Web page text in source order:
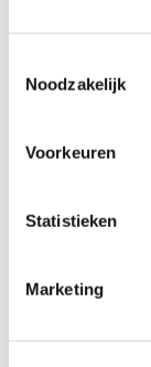
Noodzakelijk
Voorkeuren
Statistieken
Marketing
implementeren,
wachttijden,
Teamleiders: